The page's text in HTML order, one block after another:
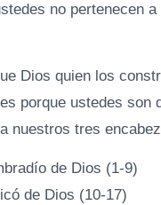
no pertenecen
Dios quien los
porque ustedes son
nuestros tres
de Dios (1-9)
de Dios (10-17)